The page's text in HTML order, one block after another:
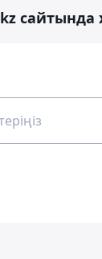
сайтында